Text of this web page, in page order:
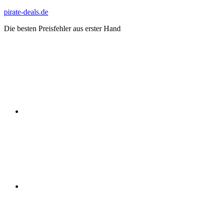
Zum
springen
pirate-deals.de
Die besten Preisfehler aus erster Hand